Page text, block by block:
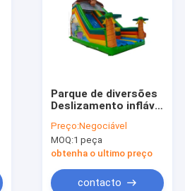
Parque de diversões
Deslizamento inflável
floresta para alugar
Preço:Negociável
MOQ:1 peça
obtenha o ultimo preço
contacto